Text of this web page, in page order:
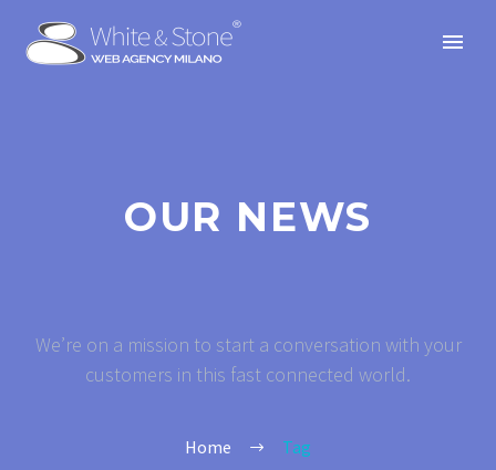
OUR NEWS
We’re on a mission to start a conversation with your
customers in this fast connected world.
Home Tag